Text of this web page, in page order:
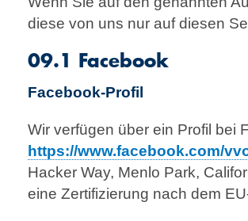
diese von uns nur auf diesen
09.1 Facebook
Facebook-Profil
Wir verfügen über ein Profil bei
https://www.facebook.com/
Hacker Way, Menlo Park,
eine Zertifizierung nach dem